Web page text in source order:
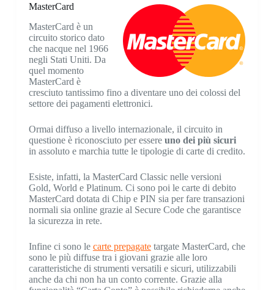
MasterCard
MasterCard è un
circuito storico dato
che nacque nel 1966
negli Stati Uniti. Da
quel momento
MasterCard è
cresciuto tantissimo fino a diventare uno dei colossi del
settore dei pagamenti elettronici.
Ormai diffuso a livello internazionale, il circuito in
questione è riconosciuto per essere uno dei più sicuri
in assoluto e marchia tutte le tipologie di carte di credito.
Esiste, infatti, la MasterCard Classic nelle versioni
Gold, World e Platinum. Ci sono poi le carte di debito
MasterCard dotata di Chip e PIN sia per fare transazioni
normali sia online grazie al Secure Code che garantisce
la sicurezza in rete.
Infine ci sono le carte prepagatetargate MasterCard, che
sono le più diffuse tra i giovani grazie alle loro
caratteristiche di strumenti versatili e sicuri, utilizzabili
anche da chi non ha un conto corrente. Grazie alla